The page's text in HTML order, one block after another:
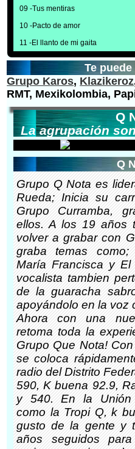
09 -Tus mentiras
10 -Pacto de amor
11 -El llanto de mi gaita
Te
Grupo Karos, Klazikeroz
RMT, Mexikolombia,
Q
La agrupación
Q
Grupo Q Nota es
Rueda; Inicia su
Grupo Curramba,
ellos. A los 19 años
volver a grabar con
graba temas como;
María Francisca y
vocalista tambien
de la guaracha
apoyándolo en la voz
Ahora con una
retoma toda la
Grupo Que Nota!
se coloca
radio del Distrito
590, K buena 92.9,
y 540. En la Unión
como la Tropi Q, k
gusto de la gente y
años seguidos